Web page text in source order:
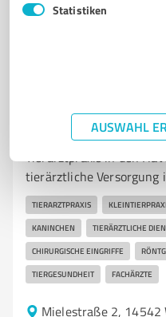
Statistiken
AUSWAHL
Ärzte &
Tierarztpraxis in
Tierarztpraxis in den
tierärztliche Versorgung
TIERARZTPRAXIS
KANINCHEN TIERÄRZTLICHE
CHIRURGISCHE EINGRIFFE
TIERGESUNDHEIT FACHÄRZTE
Mielestraße 2, 14542